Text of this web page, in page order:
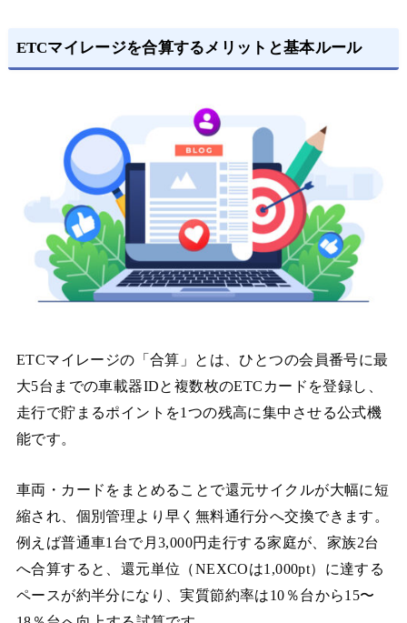
ETCマイレージを合算するメリットと基本ルール
ETCマイレージの「合算」とは、ひとつの会員番号に最
大5台までの車載器IDと複数枚のETCカードを登録し、
走行で貯まるポイントを1つの残高に集中させる公式機
能です。
車両・カードをまとめることで還元サイクルが大幅に短
縮され、個別管理より早く無料通行分へ交換できます。
例えば普通車1台で月3,000円走行する家庭が、家族2台
へ合算すると、還元単位（NEXCOは1,000pt）に達する
ペースが約半分になり、実質節約率は10％台から15〜